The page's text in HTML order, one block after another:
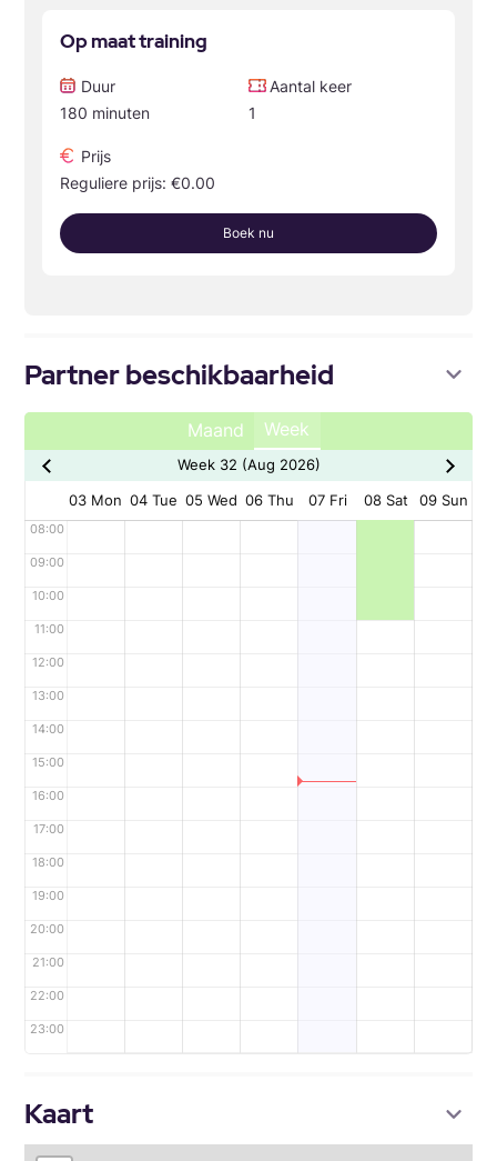
Op maat training
Duur
180 minuten
Aantal keer
1
Prijs
Reguliere prijs: €0.00
Boek nu
Partner beschikbaarheid
Maand Week
Week 32 (Aug 2026)
03 Mon 04 Tue 05 Wed 06 Thu 07 Fri 08 Sat 09 Sun
08:00
09:00
10:00
11:00
12:00
13:00
14:00
15:00
16:00
17:00
18:00
19:00
20:00
21:00
22:00
23:00
Kaart